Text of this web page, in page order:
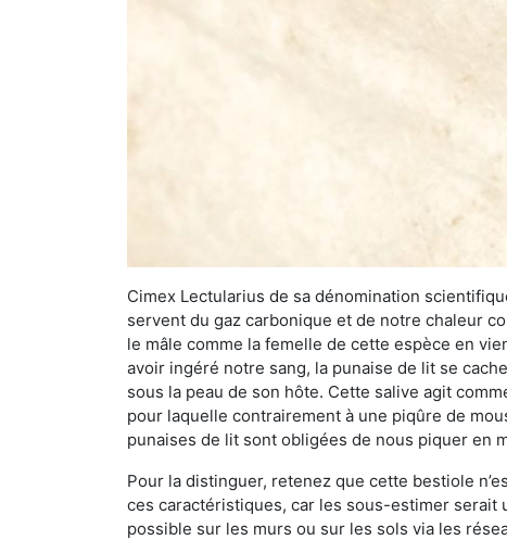
Cimex Lectularius de sa dénomination
servent du gaz carbonique et de notre chaleur
le mâle comme la femelle de cette espèce en
avoir ingéré notre sang, la punaise de lit se
sous la peau de son hôte. Cette salive agit
pour laquelle contrairement à une piqûre de
punaises de lit sont obligées de nous piquer en
Pour la distinguer, retenez que cette bestiole
ces caractéristiques, car les sous-estimer serait
possible sur les murs ou sur les sols via les